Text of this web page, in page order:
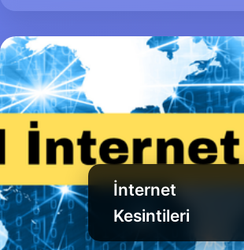
İnternet
Kesintileri